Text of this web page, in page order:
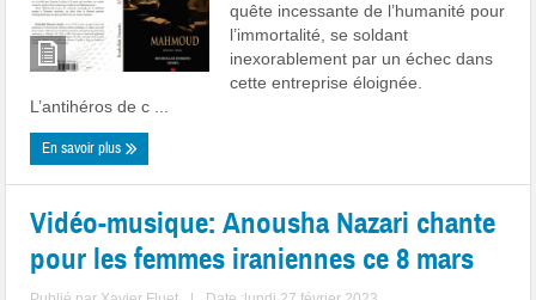
quête incessante de l’humanité pour
l’immortalité, se soldant
inexorablement par un échec dans
cette entreprise éloignée.
L’antihéros de c ...
En savoir plus
Vidéo-musique: Anousha Nazari chante
pour les femmes iraniennes ce 8 mars